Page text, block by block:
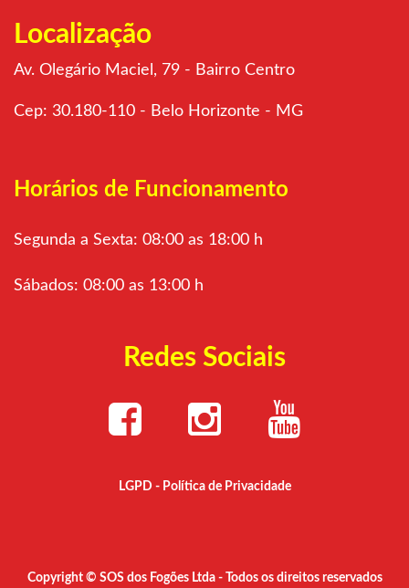
Localização
Av. Olegário Maciel, 79 - Bairro Centro
Cep: 30.180-110 - Belo Horizonte - MG
Horários de Funcionamento
Segunda a Sexta: 08:00 as 18:00 h
Sábados: 08:00 as 13:00 h
Redes Sociais
LGPD - Política de Privacidade
Copyright © SOS dos Fogões Ltda - Todos os direitos reservados